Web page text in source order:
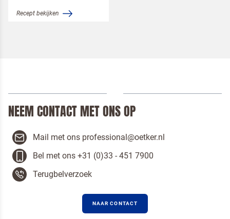
Recept bekijken
NEEM CONTACT MET ONS OP
Mail met ons professional@oetker.nl
Bel met ons +31 (0)33 - 451 7900
Terugbelverzoek
NAAR CONTACT
afbeelding van deKwarktaart
Ik ben een horeca professional